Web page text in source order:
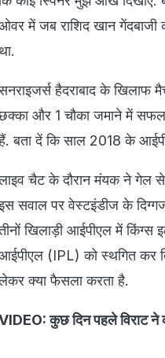
में जब राशिद खान
हैदराबाद के खिलाफ
और 1 चौका जमाने में
बता दें कि साल 2018 के
चैट के दौरान मंयक ने गेल
सवाल पर वेस्टइंडीज के
खिलाड़ी आईपीएल में किंग्स
(IPL) को स्थगित कर
क्या फैसला करता है.
कुछ दिन पहले विराट ने